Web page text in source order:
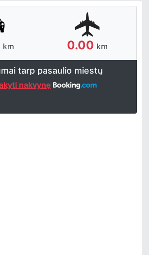
km 0.00 km
tarp pasaulio miestų
nakvynę